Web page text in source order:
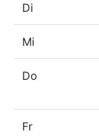
Di
Mi
Do
Fr